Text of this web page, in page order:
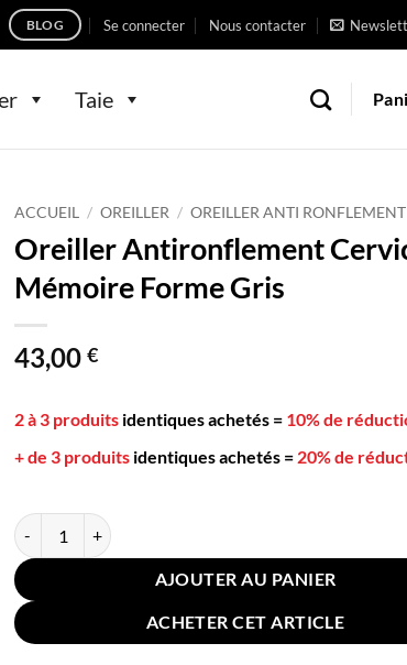
BLOG Se connecter Nous contacter
Taie
ACCUEIL / OREILLER / OREILLER ANTI RONFLEMENT
Oreiller Antironflement
Mémoire Forme Gris
43,00 €
2 à 3 produits identiques achetés = 10% de
+ de 3 produits identiques achetés = 20% de
quantité de Oreiller Antironflement Cervical Mémoire
AJOUTER AU PANIER
ACHETER CET ARTICLE